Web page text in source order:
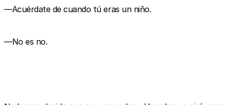
—Acuérdate de cuando tú eras un niño.
—No es no.